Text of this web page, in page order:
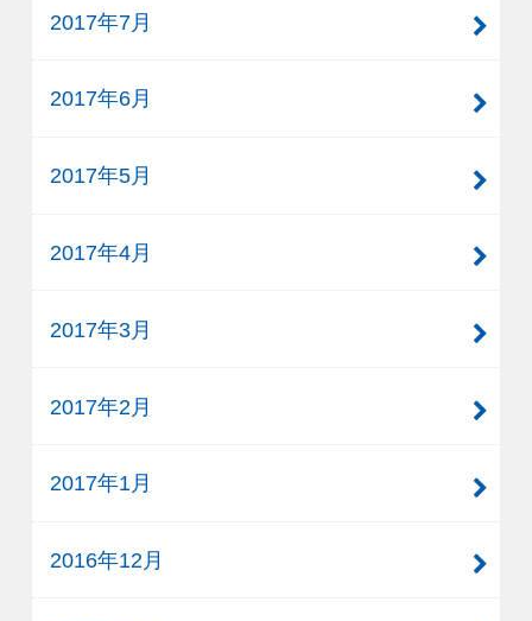
2017年7月
2017年6月
2017年5月
2017年4月
2017年3月
2017年2月
2017年1月
2016年12月